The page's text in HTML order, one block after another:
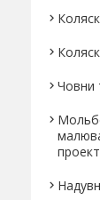
Човни